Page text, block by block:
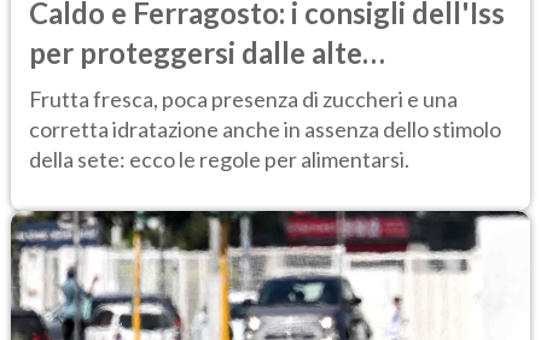
Caldo e Ferragosto: i consigli dell'Iss
per proteggersi dalle alte
temperature
Frutta fresca, poca presenza di zuccheri e una
corretta idratazione anche in assenza dello stimolo
della sete: ecco le regole per alimentarsi.